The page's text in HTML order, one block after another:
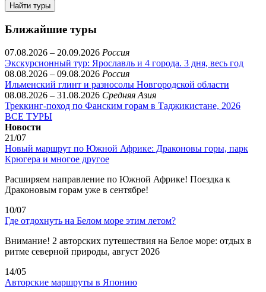
Найти туры
Ближайшие туры
07.08.2026 – 20.09.2026 Россия
Экскурсионный тур: Ярославль и 4 города. 3 дня, весь год
08.08.2026 – 09.08.2026 Россия
Ильменский глинт и разносолы Новгородской области
08.08.2026 – 31.08.2026 Средняя Азия
Треккинг-поход по Фанским горам в Таджикистане, 2026
ВСЕ ТУРЫ
Новости
21/07
Новый маршрут по Южной Африке: Драконовы горы, парк
Крюгера и многое другое
Расширяем направление по Южной Африке! Поездка к
Драконовым горам уже в сентябре!
10/07
Где отдохнуть на Белом море этим летом?
Внимание! 2 авторских путешествия на Белое море: отдых в
ритме северной природы, август 2026
14/05
Авторские маршруты в Японию